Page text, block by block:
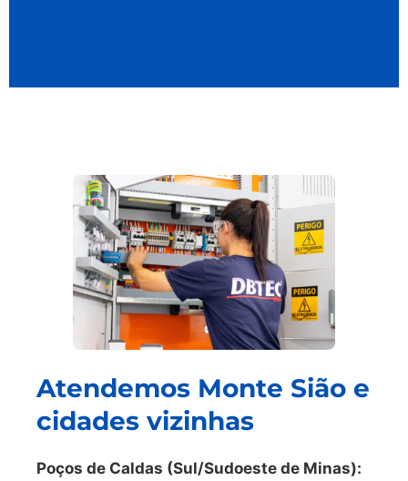
Atendemos Monte Sião e
cidades vizinhas
Poços de Caldas (Sul/Sudoeste de Minas):